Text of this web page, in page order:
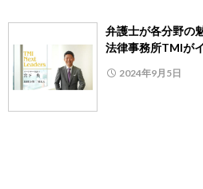
弁護士が各分野の
法律事務所TMIが
2024年9月5日